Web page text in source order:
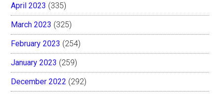
April 2023 (335)
March 2023 (325)
February 2023 (254)
January 2023 (259)
December 2022 (292)